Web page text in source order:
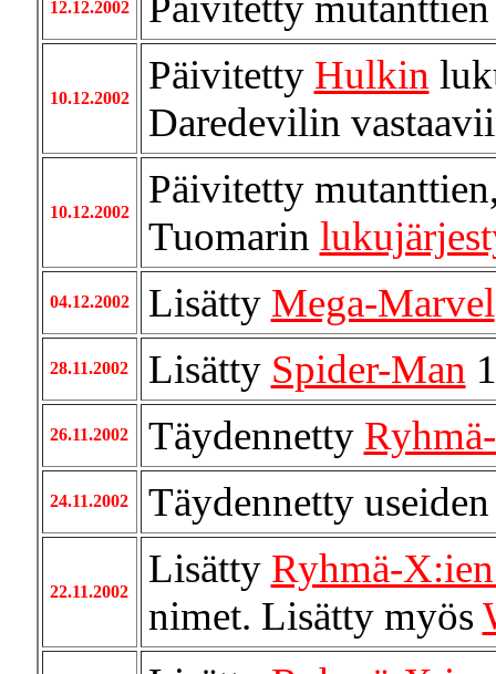
12.12.2002
10.12.2002
Päivitetty Hulkin
Daredevilin
10.12.2002
Päivitetty
Tuomarin
04.12.2002 Lisätty Mega-Marvel
28.11.2002 Lisätty Spider-Man
26.11.2002 Täydennetty
24.11.2002 Täydennetty
22.11.2002
Lisätty Ryhmä-
nimet. Lisätty myös